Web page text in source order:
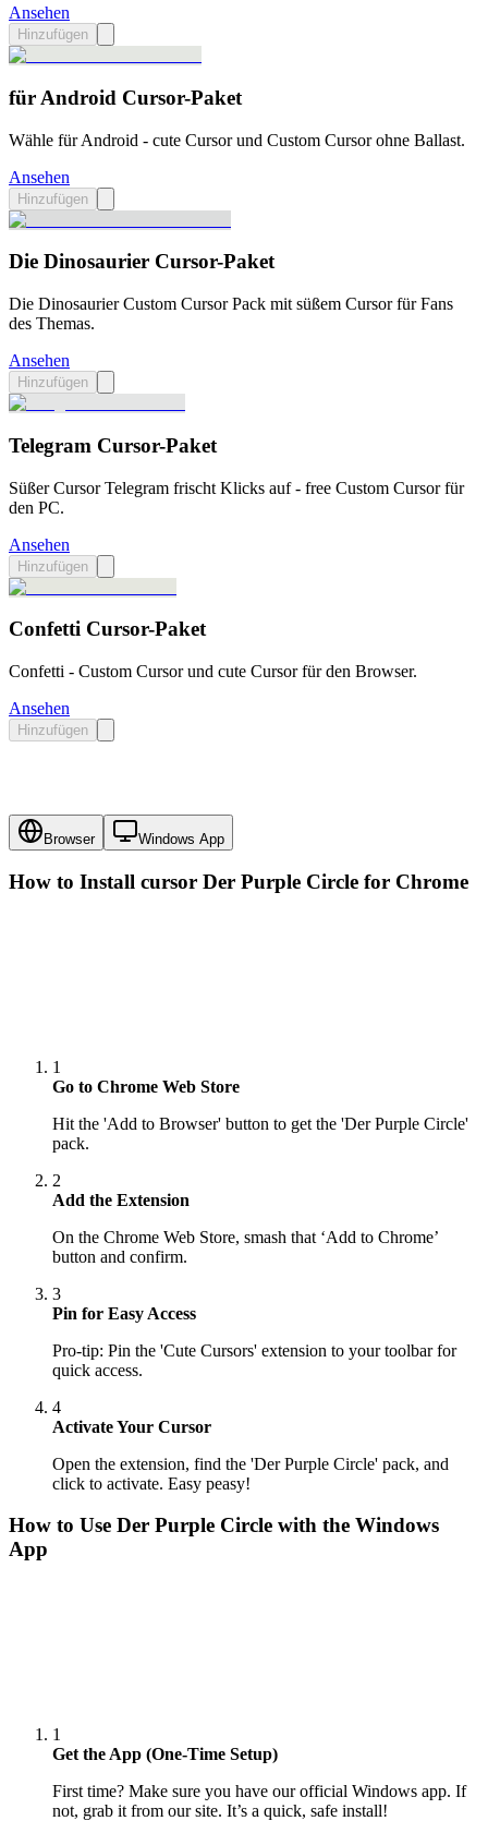
Ansehen
Hinzufügen
für Android Cursor-Paket
Wähle für Android - cute Cursor und Custom Cursor ohne Ballast.
Ansehen
Hinzufügen
Die Dinosaurier Cursor-Paket
Die Dinosaurier Custom Cursor Pack mit süßem Cursor für Fans
des Themas.
Ansehen
Hinzufügen
Telegram Cursor-Paket
Süßer Cursor Telegram frischt Klicks auf - free Custom Cursor für
den PC.
Ansehen
Hinzufügen
Confetti Cursor-Paket
Confetti - Custom Cursor und cute Cursor für den Browser.
Ansehen
Hinzufügen
Browser Windows App
How to Install cursor Der Purple Circle for Chrome
1
Go to Chrome Web Store
Hit the 'Add to Browser' button to get the 'Der Purple Circle'
pack.
2
Add the Extension
On the Chrome Web Store, smash that ‘Add to Chrome’
button and confirm.
3
Pin for Easy Access
Pro-tip: Pin the 'Cute Cursors' extension to your toolbar for
quick access.
4
Activate Your Cursor
Open the extension, find the 'Der Purple Circle' pack, and
click to activate. Easy peasy!
How to Use Der Purple Circle with the Windows
App
1
Get the App (One-Time Setup)
First time? Make sure you have our official Windows app. If
not, grab it from our site. It’s a quick, safe install!